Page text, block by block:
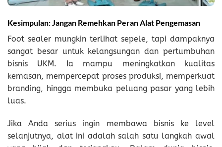
Kesimpulan: Jangan Remehkan Peran Alat Pengemasan
Foot sealer mungkin terlihat sepele, tapi dampaknya
sangat besar untuk kelangsungan dan pertumbuhan
bisnis UKM. Ia mampu meningkatkan kualitas
kemasan, mempercepat proses produksi, memperkuat
branding, hingga membuka peluang pasar yang lebih
luas.
Jika Anda serius ingin membawa bisnis ke level
selanjutnya, alat ini adalah salah satu langkah awal